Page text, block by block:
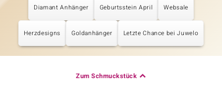
Diamant Anhänger Geburtsstein April Websale
Herzdesigns Goldanhänger Letzte Chance bei Juwelo
Zum Schmuckstück